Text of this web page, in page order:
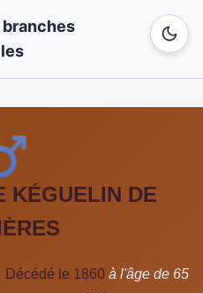
branches
KÉGUELIN DE
Décédé le 1860 à l'âge de 65